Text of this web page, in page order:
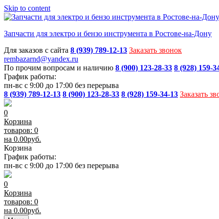
Skip to content
Запчасти для электро и бензо инструмента в Ростове-на-Дону
Для заказов с сайта 8 (939) 789-12-13 Заказать звонок
rembazarnd@yandex.ru
По прочим вопросам и наличию 8 (900) 123-28-33 8 (928) 159-
График работы:
пн-вс с 9:00 до 17:00 без перерыва
8 (939) 789-12-13 8 (900) 123-28-33 8 (928) 159-34-13 Заказать
0
Корзина
товаров: 0
на 0.00руб.
Корзина
График работы:
пн-вс с 9:00 до 17:00 без перерыва
0
Корзина
товаров: 0
на 0.00руб.